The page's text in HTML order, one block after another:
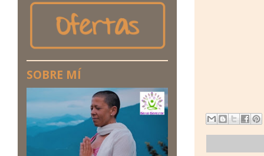
SOBRE MÍ